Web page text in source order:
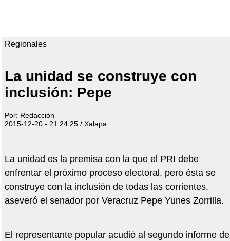
Regionales
La unidad se construye con
inclusión: Pepe
Por: Redacción
2015-12-20 - 21:24:25 / Xalapa
La unidad es la premisa con la que el PRI debe
enfrentar el próximo proceso electoral, pero ésta se
construye con la inclusión de todas las corrientes,
aseveró el senador por Veracruz Pepe Yunes Zorrilla.
El representante popular acudió al segundo informe de